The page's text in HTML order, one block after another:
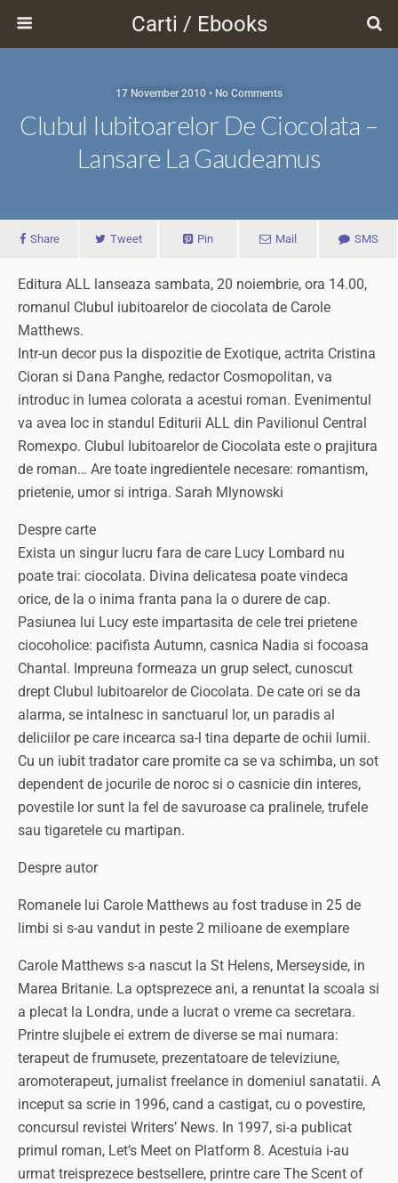
Carti / Ebooks
17 November 2010 • No Comments
Clubul Iubitoarelor De Ciocolata –
Lansare La Gaudeamus
Share Tweet Pin Mail SMS
Editura ALL lanseaza sambata, 20 noiembrie, ora 14.00,
romanul Clubul iubitoarelor de ciocolata de Carole
Matthews.
Intr-un decor pus la dispozitie de Exotique, actrita Cristina
Cioran si Dana Panghe, redactor Cosmopolitan, va
introduc in lumea colorata a acestui roman. Evenimentul
va avea loc in standul Editurii ALL din Pavilionul Central
Romexpo. Clubul Iubitoarelor de Ciocolata este o prajitura
de roman… Are toate ingredientele necesare: romantism,
prietenie, umor si intriga. Sarah Mlynowski
Despre carte
Exista un singur lucru fara de care Lucy Lombard nu
poate trai: ciocolata. Divina delicatesa poate vindeca
orice, de la o inima franta pana la o durere de cap.
Pasiunea lui Lucy este impartasita de cele trei prietene
ciocoholice: pacifista Autumn, casnica Nadia si focoasa
Chantal. Impreuna formeaza un grup select, cunoscut
drept Clubul Iubitoarelor de Ciocolata. De cate ori se da
alarma, se intalnesc in sanctuarul lor, un paradis al
deliciilor pe care incearca sa-l tina departe de ochii lumii.
Cu un iubit tradator care promite ca se va schimba, un sot
dependent de jocurile de noroc si o casnicie din interes,
povestile lor sunt la fel de savuroase ca pralinele, trufele
sau tigaretele cu martipan.
Despre autor
Romanele lui Carole Matthews au fost traduse in 25 de
limbi si s-au vandut in peste 2 milioane de exemplare
Carole Matthews s-a nascut la St Helens, Merseyside, in
Marea Britanie. La optsprezece ani, a renuntat la scoala si
a plecat la Londra, unde a lucrat o vreme ca secretara.
Printre slujbele ei extrem de diverse se mai numara:
terapeut de frumusete, prezentatoare de televiziune,
aromoterapeut, jurnalist freelance in domeniul sanatatii. A
inceput sa scrie in 1996, cand a castigat, cu o povestire,
concursul revistei Writers’ News. In 1997, si-a publicat
primul roman, Let’s Meet on Platform 8. Acestuia i-au
urmat treisprezece bestsellere, printre care The Scent of